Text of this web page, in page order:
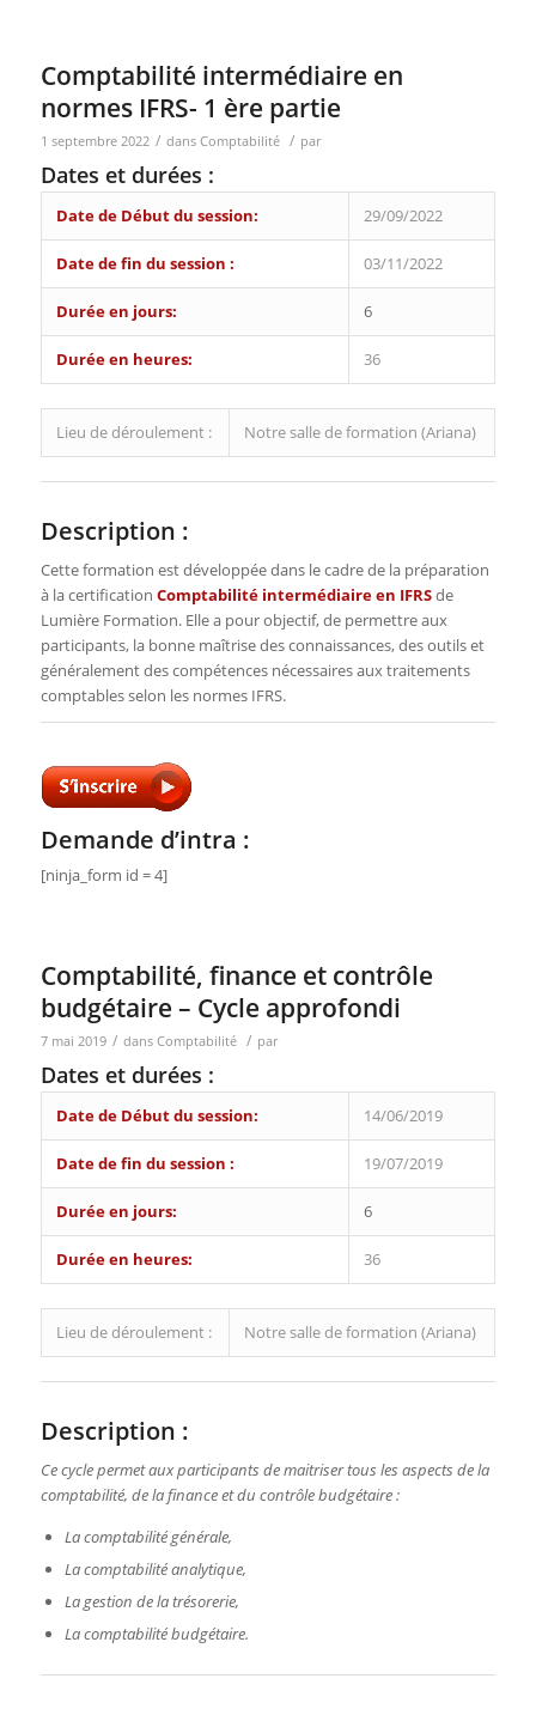
Comptabilité intermédiaire en
normes IFRS- 1 ère partie
1 septembre 2022 / dans Comptabilité / par
Dates et durées :
Date de Début du session: 29/09/2022
Date de fin du session : 03/11/2022
Durée en jours: 6
Durée en heures: 36
Lieu de déroulement : Notre salle de formation (Ariana)
Description :
Cette formation est développée dans le cadre de la préparation
à la certification Comptabilité intermédiaire en IFRSde
Lumière Formation. Elle a pour objectif, de permettre aux
participants, la bonne maîtrise des connaissances, des outils et
généralement des compétences nécessaires aux traitements
comptables selon les normes IFRS.
Demande d’intra :
[ninja_form id = 4]
Comptabilité, finance et contrôle
budgétaire – Cycle approfondi
7 mai 2019 / dans Comptabilité / par
Dates et durées :
Date de Début du session: 14/06/2019
Date de fin du session : 19/07/2019
Durée en jours: 6
Durée en heures: 36
Lieu de déroulement : Notre salle de formation (Ariana)
Description :
Ce cycle permet aux participants de maitriser tous les aspects de la
comptabilité, de la finance et du contrôle budgétaire :
La comptabilité générale,
La comptabilité analytique,
La gestion de la trésorerie,
La comptabilité budgétaire.